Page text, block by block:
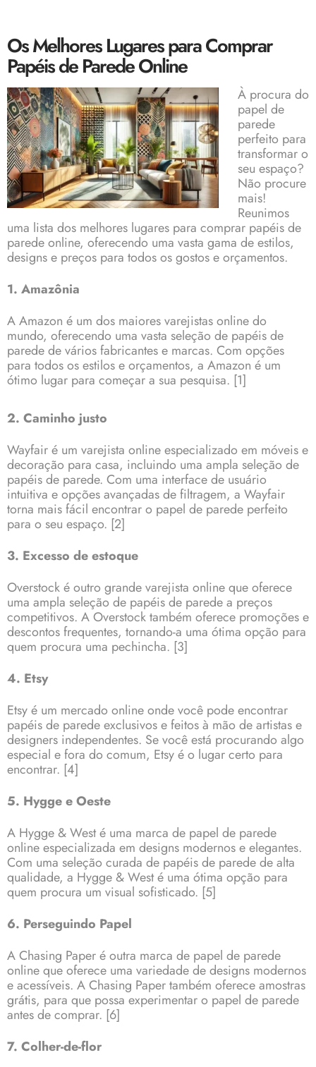
Os Melhores Lugares para Comprar
Papéis de Parede Online
À procura do
papel de
parede
perfeito para
transformar o
seu espaço?
Não procure
mais!
Reunimos
uma lista dos melhores lugares para comprar papéis de
parede online, oferecendo uma vasta gama de estilos,
designs e preços para todos os gostos e orçamentos.
1. Amazônia
A Amazon é um dos maiores varejistas online do
mundo, oferecendo uma vasta seleção de papéis de
parede de vários fabricantes e marcas. Com opções
para todos os estilos e orçamentos, a Amazon é um
ótimo lugar para começar a sua pesquisa. [1]
2. Caminho justo
Wayfair é um varejista online especializado em móveis e
decoração para casa, incluindo uma ampla seleção de
papéis de parede. Com uma interface de usuário
intuitiva e opções avançadas de filtragem, a Wayfair
torna mais fácil encontrar o papel de parede perfeito
para o seu espaço. [2]
3. Excesso de estoque
Overstock é outro grande varejista online que oferece
uma ampla seleção de papéis de parede a preços
competitivos. A Overstock também oferece promoções e
descontos frequentes, tornando-a uma ótima opção para
quem procura uma pechincha. [3]
4. Etsy
Etsy é um mercado online onde você pode encontrar
papéis de parede exclusivos e feitos à mão de artistas e
designers independentes. Se você está procurando algo
especial e fora do comum, Etsy é o lugar certo para
encontrar. [4]
5. Hygge e Oeste
A Hygge & West é uma marca de papel de parede
online especializada em designs modernos e elegantes.
Com uma seleção curada de papéis de parede de alta
qualidade, a Hygge & West é uma ótima opção para
quem procura um visual sofisticado. [5]
6. Perseguindo Papel
A Chasing Paper é outra marca de papel de parede
online que oferece uma variedade de designs modernos
e acessíveis. A Chasing Paper também oferece amostras
grátis, para que possa experimentar o papel de parede
antes de comprar. [6]
7. Colher-de-flor